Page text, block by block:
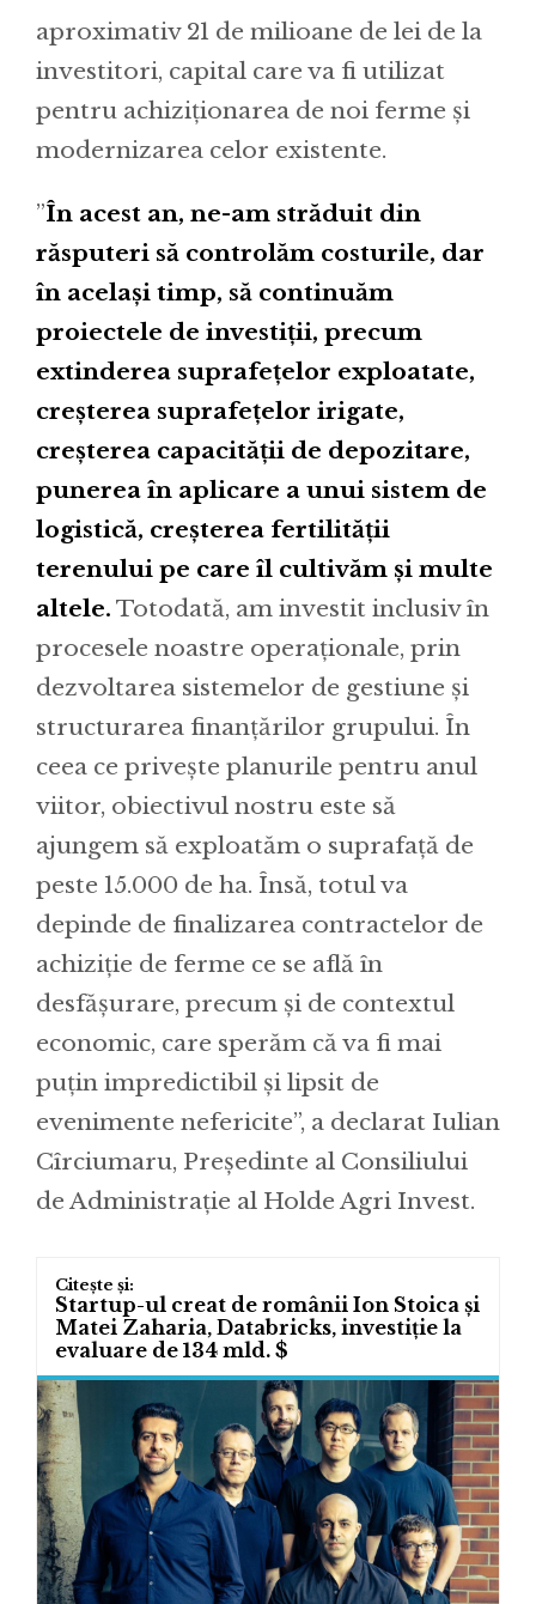
aproximativ 21 de milioane de lei de la
investitori, capital care va fi utilizat
pentru achiziționarea de noi ferme și
modernizarea celor existente.
”În acest an, ne-am străduit din
răsputeri să controlăm costurile, dar
în același timp, să continuăm
proiectele de investiții, precum
extinderea suprafețelor exploatate,
creșterea suprafețelor irigate,
creșterea capacității de depozitare,
punerea în aplicare a unui sistem de
logistică, creșterea fertilității
terenului pe care îl cultivăm și multe
altele. Totodată, am investit inclusiv în
procesele noastre operaționale, prin
dezvoltarea sistemelor de gestiune și
structurarea finanțărilor grupului. În
ceea ce privește planurile pentru anul
viitor, obiectivul nostru este să
ajungem să exploatăm o suprafață de
peste 15.000 de ha. Însă, totul va
depinde de finalizarea contractelor de
achiziție de ferme ce se află în
desfășurare, precum și de contextul
economic, care sperăm că va fi mai
puțin impredictibil și lipsit de
evenimente nefericite”, a declarat Iulian
Cîrciumaru, Președinte al Consiliului
de Administrație al Holde Agri Invest.
Startup-ul creat de românii Ion Stoica și
Matei Zaharia, Databricks, investiție la
evaluare de 134 mld. $